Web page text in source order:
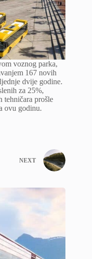
voznog parka,
167 novih
dvije godine.
za 25%,
tehničara prošle
ovu godinu.
NEXT